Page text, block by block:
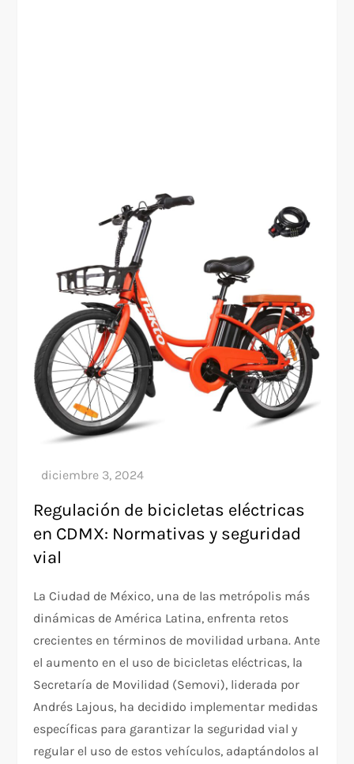
Regulación de bicicletas eléctricas
en CDMX: Normativas y seguridad
vial
La Ciudad de México, una de las metrópolis más
dinámicas de América Latina, enfrenta retos
crecientes en términos de movilidad urbana. Ante
el aumento en el uso de bicicletas eléctricas, la
Secretaría de Movilidad (Semovi), liderada por
Andrés Lajous, ha decidido implementar medidas
específicas para garantizar la seguridad vial y
regular el uso de estos vehículos, adaptándolos al